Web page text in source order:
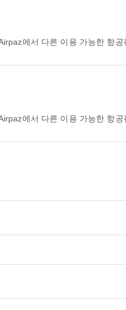
에서 다른 이용 가능한 항공
에서 다른 이용 가능한 항공